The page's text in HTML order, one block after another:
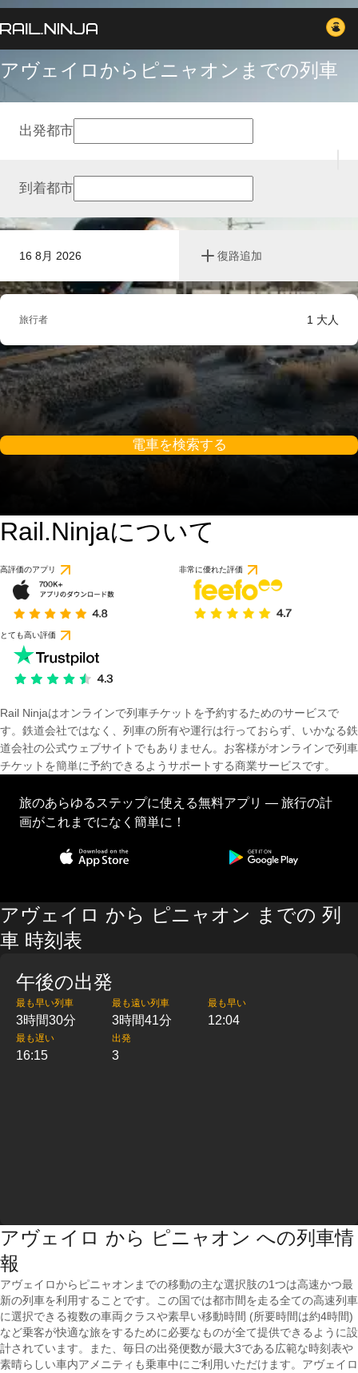
アヴェイロからピニャオンまでの列車
16 8月 2026 復路追加
出発都市
到着都市
旅行者 1 大人
電車を検索する
Rail.Ninjaについて
高評価のアプリ 非常に優れた評価
とても高い評価
Rail Ninjaはオンラインで列車チケットを予約するためのサービスで
す。鉄道会社ではなく、列車の所有や運行は行っておらず、いかなる鉄
道会社の公式ウェブサイトでもありません。お客様がオンラインで列車
チケットを簡単に予約できるようサポートする商業サービスです。
旅のあらゆるステップに使える無料アプリ — 旅行の計
画がこれまでになく簡単に！
アヴェイロ から ピニャオン までの 列
車 時刻表
午後の出発
最も早い列車
3時間30分
最も遠い列車
3時間41分
最も早い
12:04
最も遅い
16:15
出発
3
アヴェイロ から ピニャオン への列車情
報
アヴェイロからピニャオンまでの移動の主な選択肢の1つは高速かつ最
新の列車を利用することです。この国では都市間を走る全ての高速列車
に選択できる複数の車両クラスや素早い移動時間 (所要時間は約4時間)
など乗客が快適な旅をするために必要なものが全て提供できるように設
計されています。また、毎日の出発便数が最大3である広範な時刻表や
素晴らしい車内アメニティも乗車中にご利用いただけます。アヴェイロ